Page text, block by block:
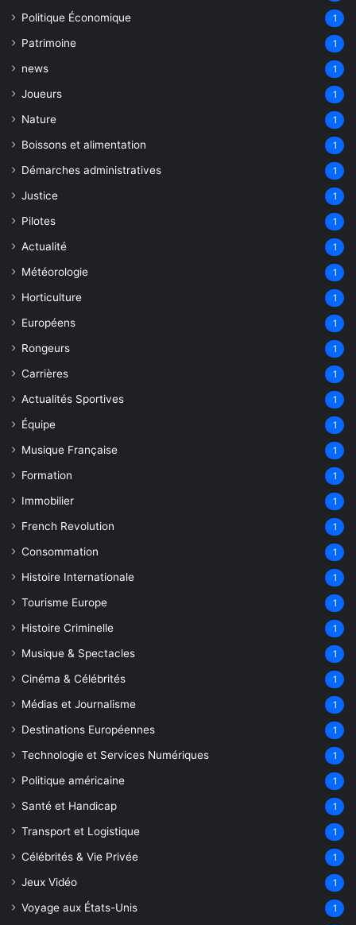
Politique Économique 1
Patrimoine 1
news 1
Joueurs 1
Nature 1
Boissons et alimentation 1
Démarches administratives 1
Justice 1
Pilotes 1
Actualité 1
Météorologie 1
Horticulture 1
Européens 1
Rongeurs 1
Carrières 1
Actualités Sportives 1
Équipe 1
Musique Française 1
Formation 1
Immobilier 1
French Revolution 1
Consommation 1
Histoire Internationale 1
Tourisme Europe 1
Histoire Criminelle 1
Musique & Spectacles 1
Cinéma & Célébrités 1
Médias et Journalisme 1
Destinations Européennes 1
Technologie et Services Numériques 1
Politique américaine 1
Santé et Handicap 1
Transport et Logistique 1
Célébrités & Vie Privée 1
Jeux Vidéo 1
Voyage aux États-Unis 1